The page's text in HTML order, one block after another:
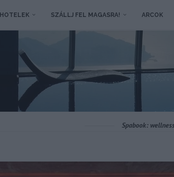
HOTELEK SZÁLLJ FEL MAGASRA! ARCOK
Spabook: